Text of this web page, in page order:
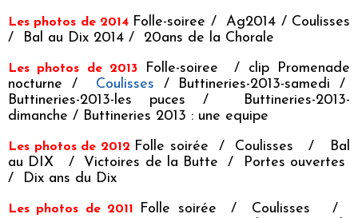
Les photos de 2014 Folle-soiree /Ag2014 / Coulisses
/
Bal au Dix 2014 / 20ans de la Chorale
Les photos de 2013 Folle-soiree / clip Promenade
nocturne / Coulisses / Buttineries-2013-samedi /
Buttineries-2013-les puces /
Buttineries-2013-
dimanche / Buttineries 2013 : une equipe
Les photos de 2012 Folle soirée / Coulisses /
Bal
au DIX / Victoires de la Butte /
Portes ouvertes
/
Dix ans du Dix
Les photos de 2011 Folle soirée / Coulisses /